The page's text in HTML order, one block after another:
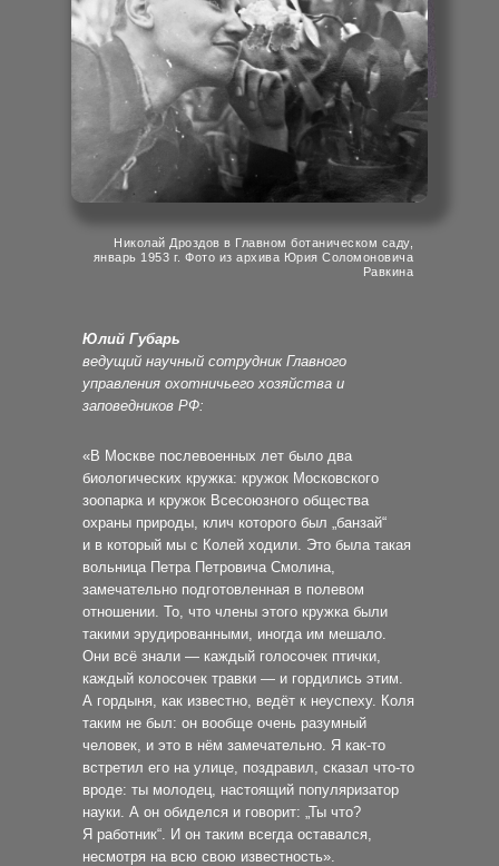
Юлий Губарь
ведущий научный сотрудник Главного
управления охотничьего хозяйства и
заповедников РФ:
«В Москве послевоенных лет было два
биологических кружка: кружок Московского
зоопарка и кружок Всесоюзного общества
охраны природы, клич которого был „банзай“
и в который мы с Колей ходили. Это была такая
вольница Петра Петровича Смолина,
замечательно подготовленная в полевом
отношении. То, что члены этого кружка были
такими эрудированными, иногда им мешало.
Они всё знали — каждый голосочек птички,
каждый колосочек травки — и гордились этим.
А гордыня, как известно, ведёт к неуспеху. Коля
таким не был: он вообще очень разумный
человек, и это в нём замечательно. Я как-то
встретил его на улице, поздравил, сказал что-то
вроде: ты молодец, настоящий популяризатор
науки. А он обиделся и говорит: „Ты что?
Я работник“. И он таким всегда оставался,
несмотря на всю свою известность».
Николай Дроздов в Главном ботаническом саду,
январь 1953 г. Фото из архива Юрия Соломоновича
Равкина